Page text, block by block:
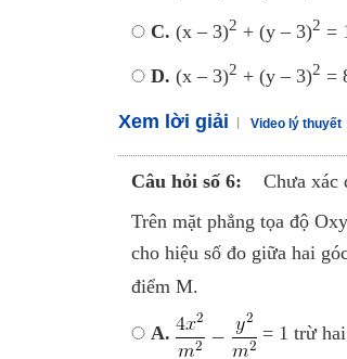
C. (x – 3)2 + (y – 3)2 =
D. (x – 3)2 + (y – 3)2 =
Xem lời giải Video lý thuyết
Câu hỏi số 6:
Chưa xác
Trên mặt phẳng tọa độ
cho hiệu số đo giữa hai
điểm M.
A. = 1 trừ